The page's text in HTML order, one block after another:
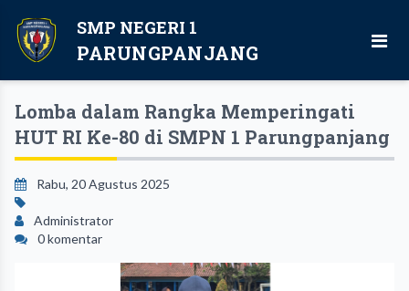
SMP NEGERI 1
PARUNGPANJANG
Lomba dalam Rangka Memperingati
HUT RI Ke-80 di SMPN 1 Parungpanjang
Rabu, 20 Agustus 2025
Administrator
0 komentar